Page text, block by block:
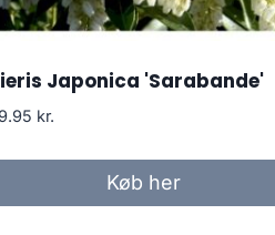
Japonica 'Sarabande'
kr.
Køb her